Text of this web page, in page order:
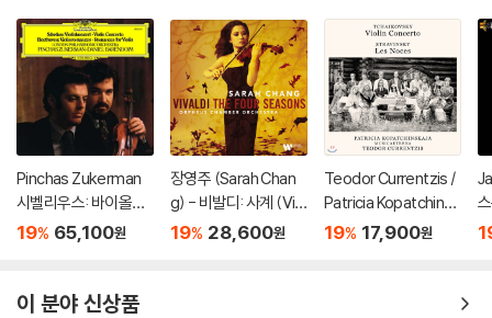
Pinchas Zukerman
시벨리우스: 바이올린
협주곡 / 베토벤: 로망
n: Romances For) [L
19% 65,100원
장영주 (Sarah Chan
g) - 비발디: 사계 (Viv
aldi: The Four Seaso
19% 28,600원
Teodor Currentzis /
Patricia Kopatchinsk
aja 차이코프스키: 바이
19% 17,900원
이 분야 신상품